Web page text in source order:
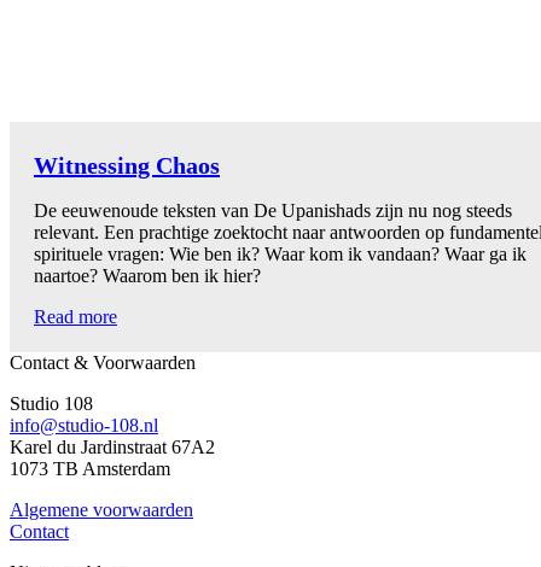
Witnessing Chaos
De eeuwenoude teksten van De Upanishads zijn nu nog steeds
relevant. Een prachtige zoektocht naar antwoorden op
spirituele vragen: Wie ben ik? Waar kom ik vandaan? Waar ga ik
naartoe? Waarom ben ik hier?
Read more
Contact & Voorwaarden
Studio 108
info@studio-108.nl
Karel du Jardinstraat 67A2
1073 TB Amsterdam
Algemene voorwaarden
Contact